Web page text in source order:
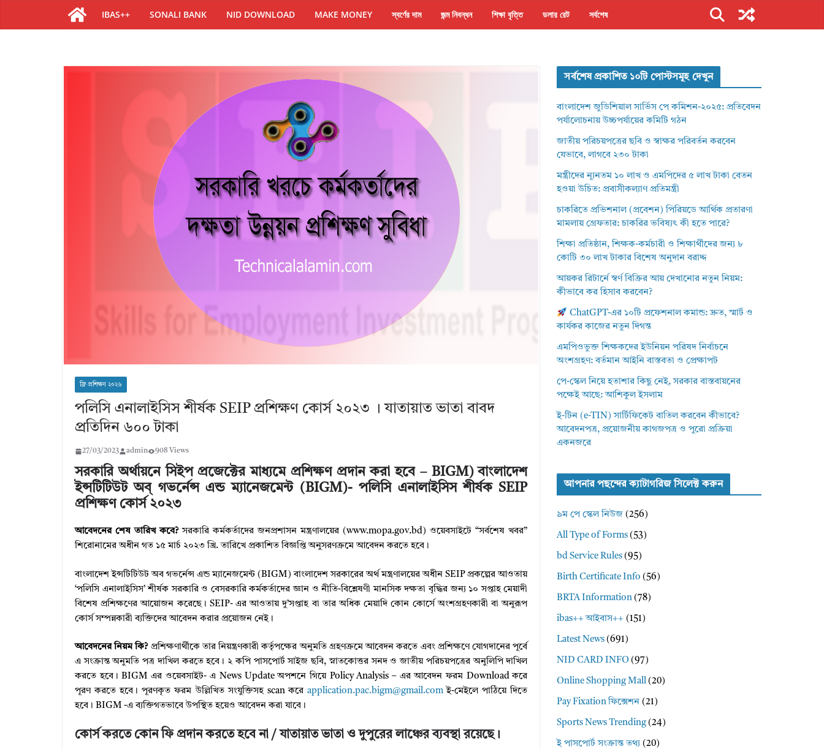
IBAS++ SONALI BANK NID DOWNLOAD MAKE MONEY স্বর্ণের দাম জন্ম নিবন্ধন শিক্ষা বৃত্তি ডলার রেট সর্বশেষ
ফ্রি প্রশিক্ষণ ২০২৬
পলিসি এনালাইসিস শীর্ষক SEIP প্রশিক্ষণ কোর্স ২০২৩ । যাতায়াত ভাতা বাবদ
প্রতিদিন ৬০০ টাকা
27/03/2023 admin 908 Views
সরকারি অর্থায়নে সিইপ প্রজেক্টের মাধ্যমে প্রশিক্ষণ প্রদান করা হবে – BIGM) বাংলাদেশ
ইন্সটিটিউট অব্‌ গভর্নেন্স এন্ড ম্যানেজমেন্ট (BIGM)- পলিসি এনালাইসিস শীর্ষক SEIP
প্রশিক্ষণ কোর্স ২০২৩
আবেদনের শেষ তারিখ কবে?সরকারি কর্মকর্তাদের জনপ্রশাসন মন্ত্রণালয়ের (www.mopa.gov.bd) ওয়েবসাইটে “সর্বশেষ খবর”
শিরােনামের অধীন গত ১৫ মার্চ ২০২৩ খ্রি. তারিখে প্রকাশিত বিজ্ঞপ্তি অনুসরণক্রমে আবেদন করতে হবে।
বাংলাদেশ ইন্সটিটিউট অব গভর্নেন্স এন্ড ম্যানেজমেন্ট (BIGM) বাংলাদেশ সরকারের অর্থ মন্ত্রণালয়ের অধীন SEIP প্রকল্পের আওতায়
‘পলিসি এনালাইসিস’ শীর্ষক সরকারি ও বেসরকারি কর্মকর্তাদের জ্ঞান ও নীতি-বিশ্লেষণী মানসিক দক্ষতা বৃদ্ধির জন্য ১০ সপ্তাহ মেয়াদী
বিশেষ প্রশিক্ষণের আয়ােজন করেছে। SEIP- এর আওতায় দু’সপ্তাহ বা তার অধিক মেয়াদি কোন কোর্সে অংশগ্রহণকারী বা অনুরূপ
কোর্স সম্পন্নকারী ব্যক্তিদের আবেদন করার প্রয়ােজন নেই।
আবেদনের নিয়ম কি?প্রশিক্ষণার্থীকে তার নিয়ন্ত্রণকারী কর্তৃপক্ষের অনুমতি গ্রহণক্রমে আবেদন করতে এবং প্রশিক্ষণে যােগদানের পূর্বে
এ সংক্রান্ত অনুমতি পত্র দাখিল করতে হবে। ২ কপি পাসপাের্ট সাইজ ছবি, স্নাতকোত্তর সনদ ও জাতীয় পরিচয়পত্রের অনুলিপি দাখিল
করতে হবে। BIGM এর ওয়েবসাইট- এ News Update অপশনে গিয়ে Policy Analysis – এর আবেদন ফরম Download করে
পূরণ করতে হবে। পূরণকৃত ফরম উল্লিখিত সংযুক্তিসহ scan করে application.pac.bigm@gmail.comই-মেইলে পাঠিয়ে দিতে
হবে। BIGM -এ ব্যক্তিগতভাবে উপস্থিত হয়েও আবেদন করা যাবে।
কোর্স করতে কোন ফি প্রদান করতে হবে না / যাতায়াত ভাতা ও দুপুরের লাঞ্চের ব্যবস্থা রয়েছে।
সর্বশেষ প্রকাশিত ১০টি পোস্টসমূহ দেখুন
বাংলাদেশ জুডিশিয়াল সার্ভিস পে কমিশন-২০২৫: প্রতিবেদন
পর্যালোচনায় উচ্চপর্যায়ের কমিটি গঠন
জাতীয় পরিচয়পত্রের ছবি ও স্বাক্ষর পরিবর্তন করবেন
যেভাবে, লাগবে ২৩০ টাকা
মন্ত্রীদের ন্যূনতম ১০ লাখ ও এমপিদের ৫ লাখ টাকা বেতন
হওয়া উচিত: প্রবাসীকল্যাণ প্রতিমন্ত্রী
চাকরিতে প্রভিশনাল (প্রবেশন) পিরিয়ডে আর্থিক প্রতারণা
মামলায় গ্রেফতার: চাকরির ভবিষ্যৎ কী হতে পারে?
শিক্ষা প্রতিষ্ঠান, শিক্ষক-কর্মচারী ও শিক্ষার্থীদের জন্য ৮
কোটি ৩০ লাখ টাকার বিশেষ অনুদান বরাদ্দ
আয়কর রিটার্নে স্বর্ণ বিক্রির আয় দেখানোর নতুন নিয়ম:
কীভাবে কর হিসাব করবেন?
ChatGPT-এর ১০টি প্রফেশনাল কমান্ড: দ্রুত, স্মার্ট ও
কার্যকর কাজের নতুন দিগন্ত
এমপিওভুক্ত শিক্ষকদের ইউনিয়ন পরিষদ নির্বাচনে
অংশগ্রহণ: বর্তমান আইনি বাস্তবতা ও প্রেক্ষাপট
পে-স্কেল নিয়ে হতাশার কিছু নেই, সরকার বাস্তবায়নের
পক্ষেই আছে: আশিকুল ইসলাম
ই-টিন (e-TIN) সার্টিফিকেট বাতিল করবেন কীভাবে?
আবেদনপত্র, প্রয়োজনীয় কাগজপত্র ও পুরো প্রক্রিয়া
একনজরে
আপনার পছন্দের ক্যাটাগরিজ সিলেক্ট করুন
৯ম পে স্কেল নিউজ (256)
All Type of Forms (53)
bd Service Rules (95)
Birth Certificate Info (56)
BRTA Information (78)
ibas++ আইবাস++ (151)
Latest News (691)
NID CARD INFO (97)
Online Shopping Mall (20)
Pay Fixation ফিক্সেশন (21)
Sports News Trending(24)
ই পাসপোর্ট সংক্রান্ত তথ্য (20)